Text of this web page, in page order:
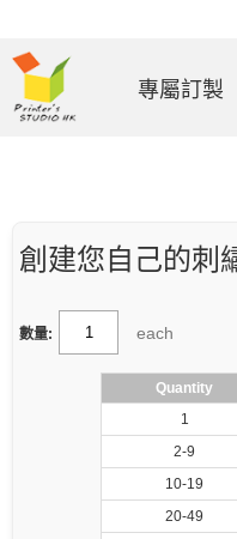
創建您自己的刺
數量: each
Quantity
1
2-9
10-19
20-49
專屬訂製